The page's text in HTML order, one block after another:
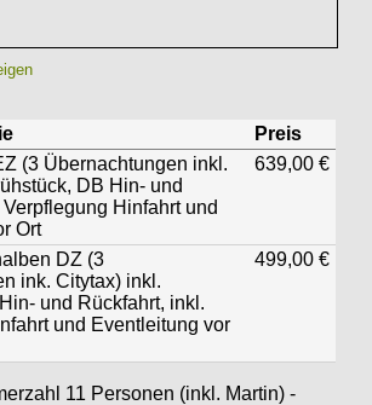
Preis
(3 Übernachtungen inkl.
DB Hin- und
Hinfahrt und
Ort
639,00 €
DZ (3
ink. Citytax) inkl.
und Rückfahrt, inkl.
und Eventleitung vor
499,00 €
11 Personen (inkl. Martin) -